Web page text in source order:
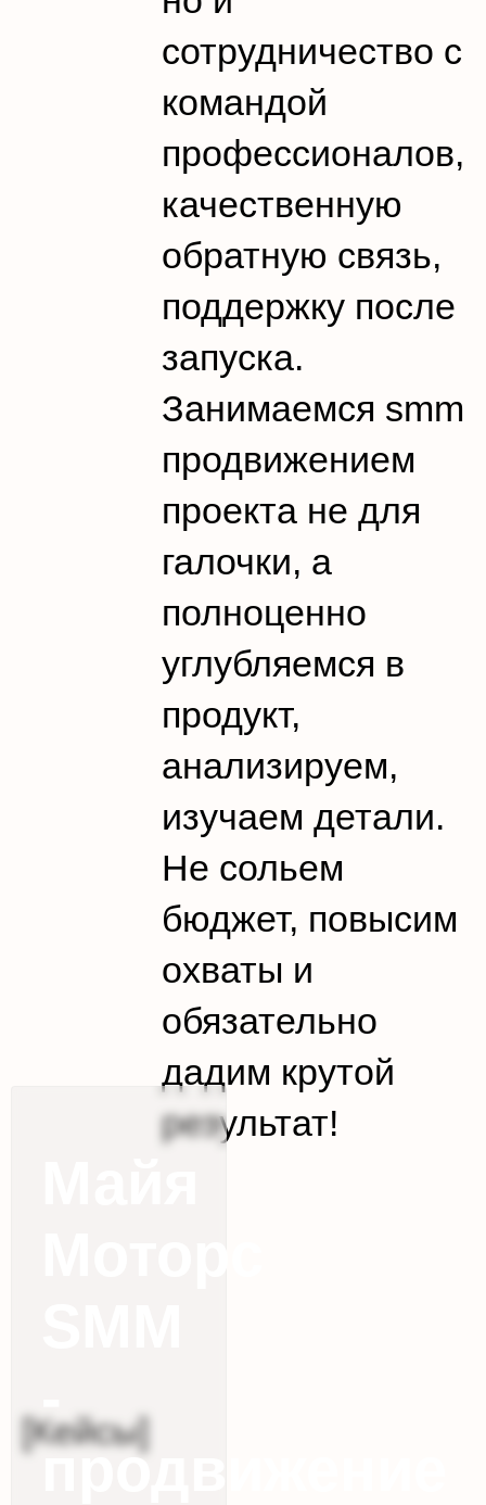
сотрудничество с
командой
профессионалов,
качественную
обратную связь,
поддержку после
запуска.
Занимаемся smm
продвижением
проекта не для
галочки, а
полноценно
углубляемся в
продукт,
анализируем,
изучаем детали.
Не сольем
бюджет, повысим
охваты и
обязательно
дадим крутой
результат!
[Кейсы]
-
продвижение